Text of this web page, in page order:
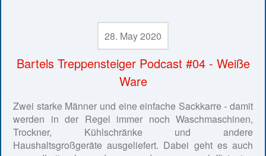
28. May 2020
Bartels Treppensteiger Podcast #04 - Weiße
Ware
Zwei starke Männer und eine einfache Sackkarre - damit
werden in der Regel immer noch Waschmaschinen,
Trockner, Kühlschränke und andere
Haushaltsgroßgeräte ausgeliefert. Dabei geht es auch